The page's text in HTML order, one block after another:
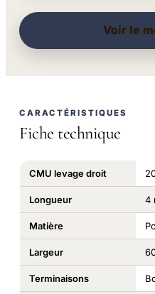
Voir le
CARACTÉRISTIQUES
Fiche technique
CMU levage droit
Longueur 4
Matière
Largeur
Terminaisons